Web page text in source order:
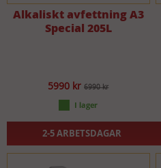
Alkaliskt avfettning A3
Special 205L
5990 kr 6990 kr
2-5 ARBETSDAGAR